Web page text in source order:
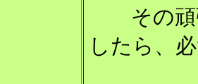
その頑
したら、